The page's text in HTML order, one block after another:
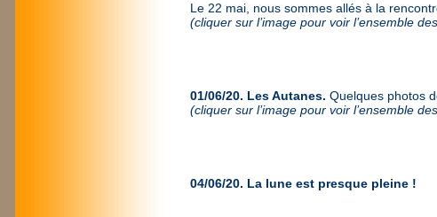
Le 22 mai, nous sommes allés à la
(cliquer sur l’image pour voir l’ensemble
01/06/20. Les Autanes. Quelques photos
(cliquer sur l’image pour voir l’ensemble
04/06/20. La lune est presque pleine !